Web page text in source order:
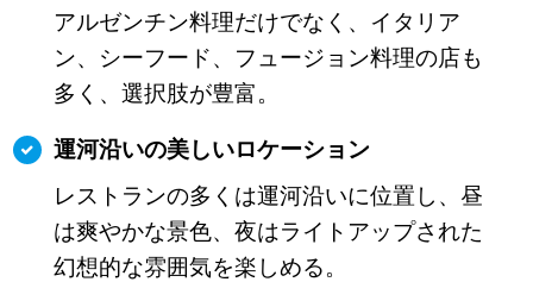
アルゼンチン料理だけでなく、イタリア
ン、シーフード、フュージョン料理の店も
多く、選択肢が豊富。
運河沿いの美しいロケーション
レストランの多くは運河沿いに位置し、昼
は爽やかな景色、夜はライトアップされた
幻想的な雰囲気を楽しめる。